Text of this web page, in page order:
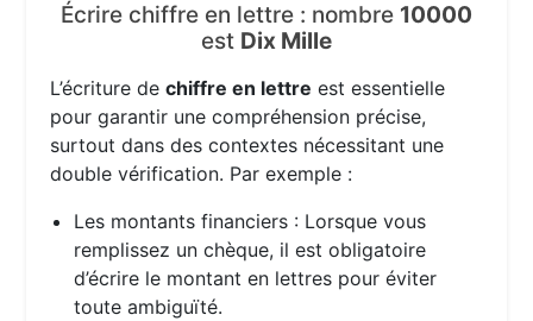
Écrire chiffre en lettre : nombre 10000
est Dix Mille
L’écriture dechiffre en lettre est essentielle
pour garantir une compréhension précise,
surtout dans des contextes nécessitant une
double vérification. Par exemple :
Les montants financiers : Lorsque vous
remplissez un chèque, il est obligatoire
d’écrire le montant en lettres pour éviter
toute ambiguïté.